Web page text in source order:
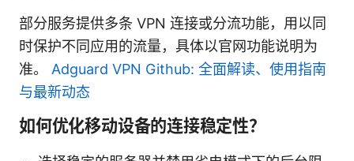
部分服务提供多条 VPN 连接或分流功能，用以同
时保护不同应用的流量，具体以官网功能说明为
准。 Adguard VPN Github: 全面解读、使用指南
与最新动态
如何优化移动设备的连接稳定性？